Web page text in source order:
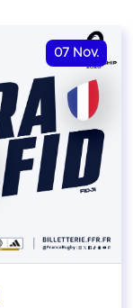
07 Nov.